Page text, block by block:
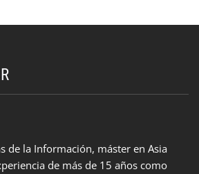
de la Información, máster en Asia
de más de 15 años como